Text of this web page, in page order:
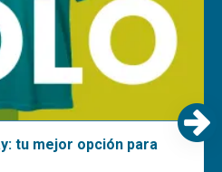
tu mejor opción para